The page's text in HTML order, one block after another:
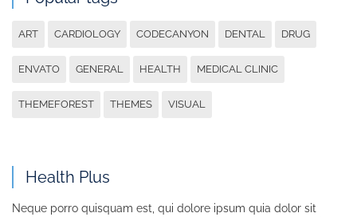
ART CARDIOLOGY CODECANYON DENTAL DRUG
ENVATO GENERAL HEALTH MEDICAL CLINIC
THEMEFOREST THEMES VISUAL
Health Plus
Neque porro quisquam est, qui dolore ipsum quia dolor sit